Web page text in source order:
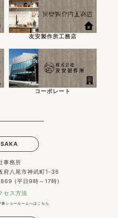
友安製作所工務店
コーポレート
事務所
八尾市神武町1-36
(平日9時～17時)
セス方法
ショールームへはこちら